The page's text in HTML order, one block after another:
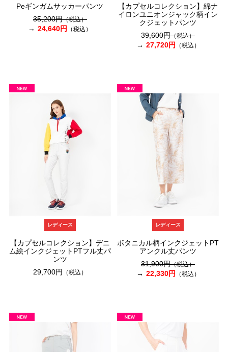
Peギンガムサッカーパンツ
35,200円（税込）
24,640円 （税込）
【カプセルコレクション】綿ナ
イロンユニオンジャック柄イン
クジェットパンツ
39,600円（税込）
27,720円 （税込）
レディース
【カプセルコレクション】デニ
ム絵インクジェットPTフル丈パ
ンツ
29,700円
（税込）
レディース
ボタニカル柄インクジェットPT
アンクル丈パンツ
31,900円（税込）
22,330円 （税込）